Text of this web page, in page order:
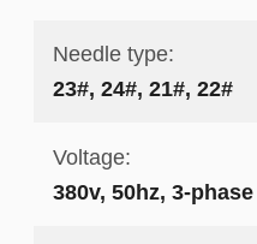
Needle type:
23#, 24#, 21#, 22#
Voltage:
380v, 50hz, 3-phase